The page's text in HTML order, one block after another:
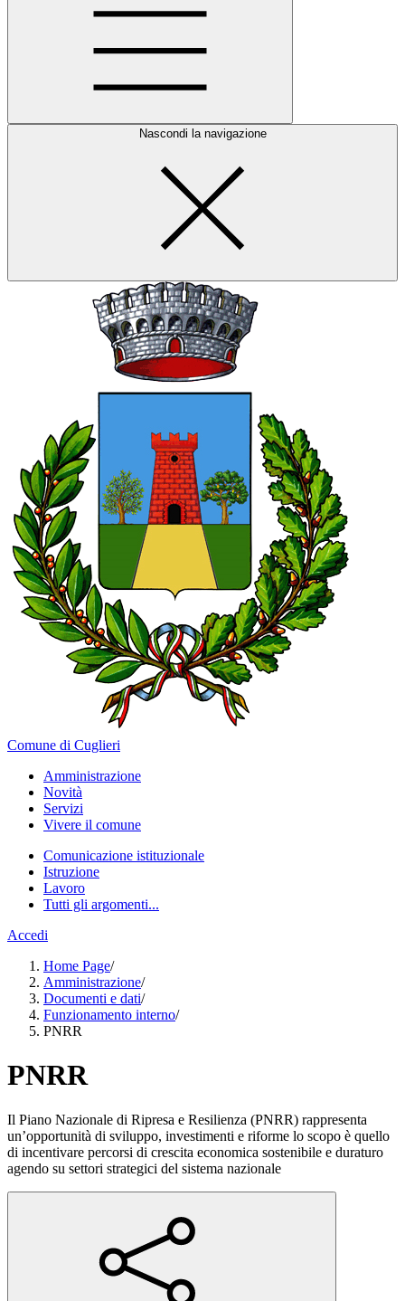
Nascondi la navigazione
Comune di Cuglieri
Amministrazione
Novità
Servizi
Vivere il comune
Comunicazione istituzionale
Istruzione
Lavoro
Tutti gli argomenti...
Accedi
Home Page/
Amministrazione/
Documenti e dati/
Funzionamento interno/
PNRR
PNRR
Il Piano Nazionale di Ripresa e Resilienza (PNRR) rappresenta
un’opportunità di sviluppo, investimenti e riforme lo scopo è quello
di incentivare percorsi di crescita economica sostenibile e duraturo
agendo su settori strategici del sistema nazionale